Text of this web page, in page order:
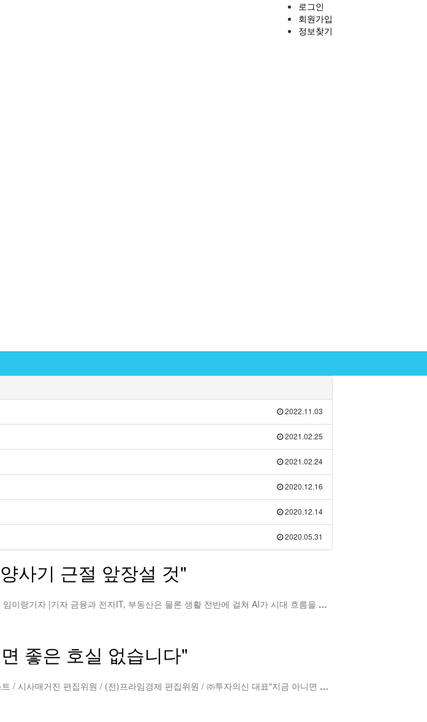
로그인
회원가입
정보찾기
2022.11.03
2021.02.25
2021.02.24
2020.12.16
2020.12.14
2020.05.31
사기 근절 앞장설 것"
카이스트·투자의 신' 공동개발, AI플랫폼 '왓스코어' 검색·검증까지현대경제신문 임이랑기자 |기자 금융과 전자IT, 부동산은 물론 생활 전반에 걸쳐 AI가 시대 흐름을 좌우하고 있…
좋은 호실 없습니다"
'호수 지정서' 한 장의 서명이 분양계약을 완성한다허준열 부동산 전문 칼럼니스트 / 시사매거진 편집위원 / (전)프라임경제 편집위원 / ㈜투자의신 대표"지금 아니면 좋은 호실 없습…